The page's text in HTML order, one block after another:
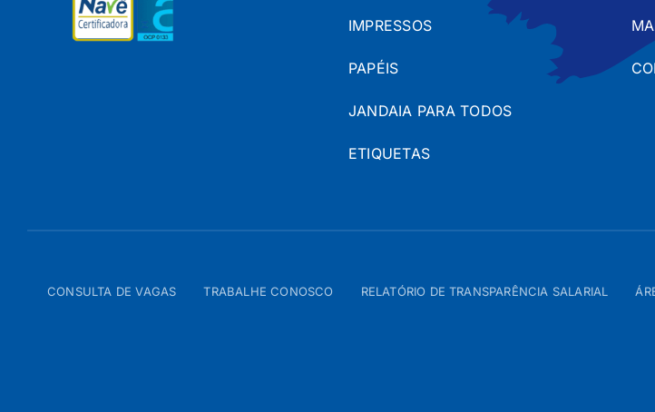
IMPRESSOS
PAPÉIS
JANDAIA PARA TODOS
ETIQUETAS
CONSULTA DE VAGAS TRABALHE CONOSCO RELATÓRIO DE TRANSPARÊNCIA SALARIAL